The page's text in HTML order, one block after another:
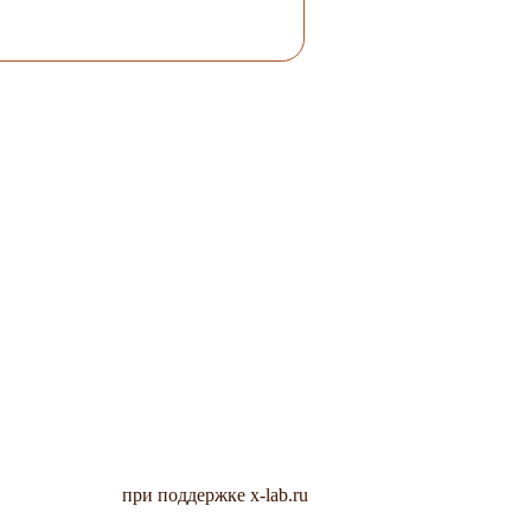
при поддержке x-lab.ru